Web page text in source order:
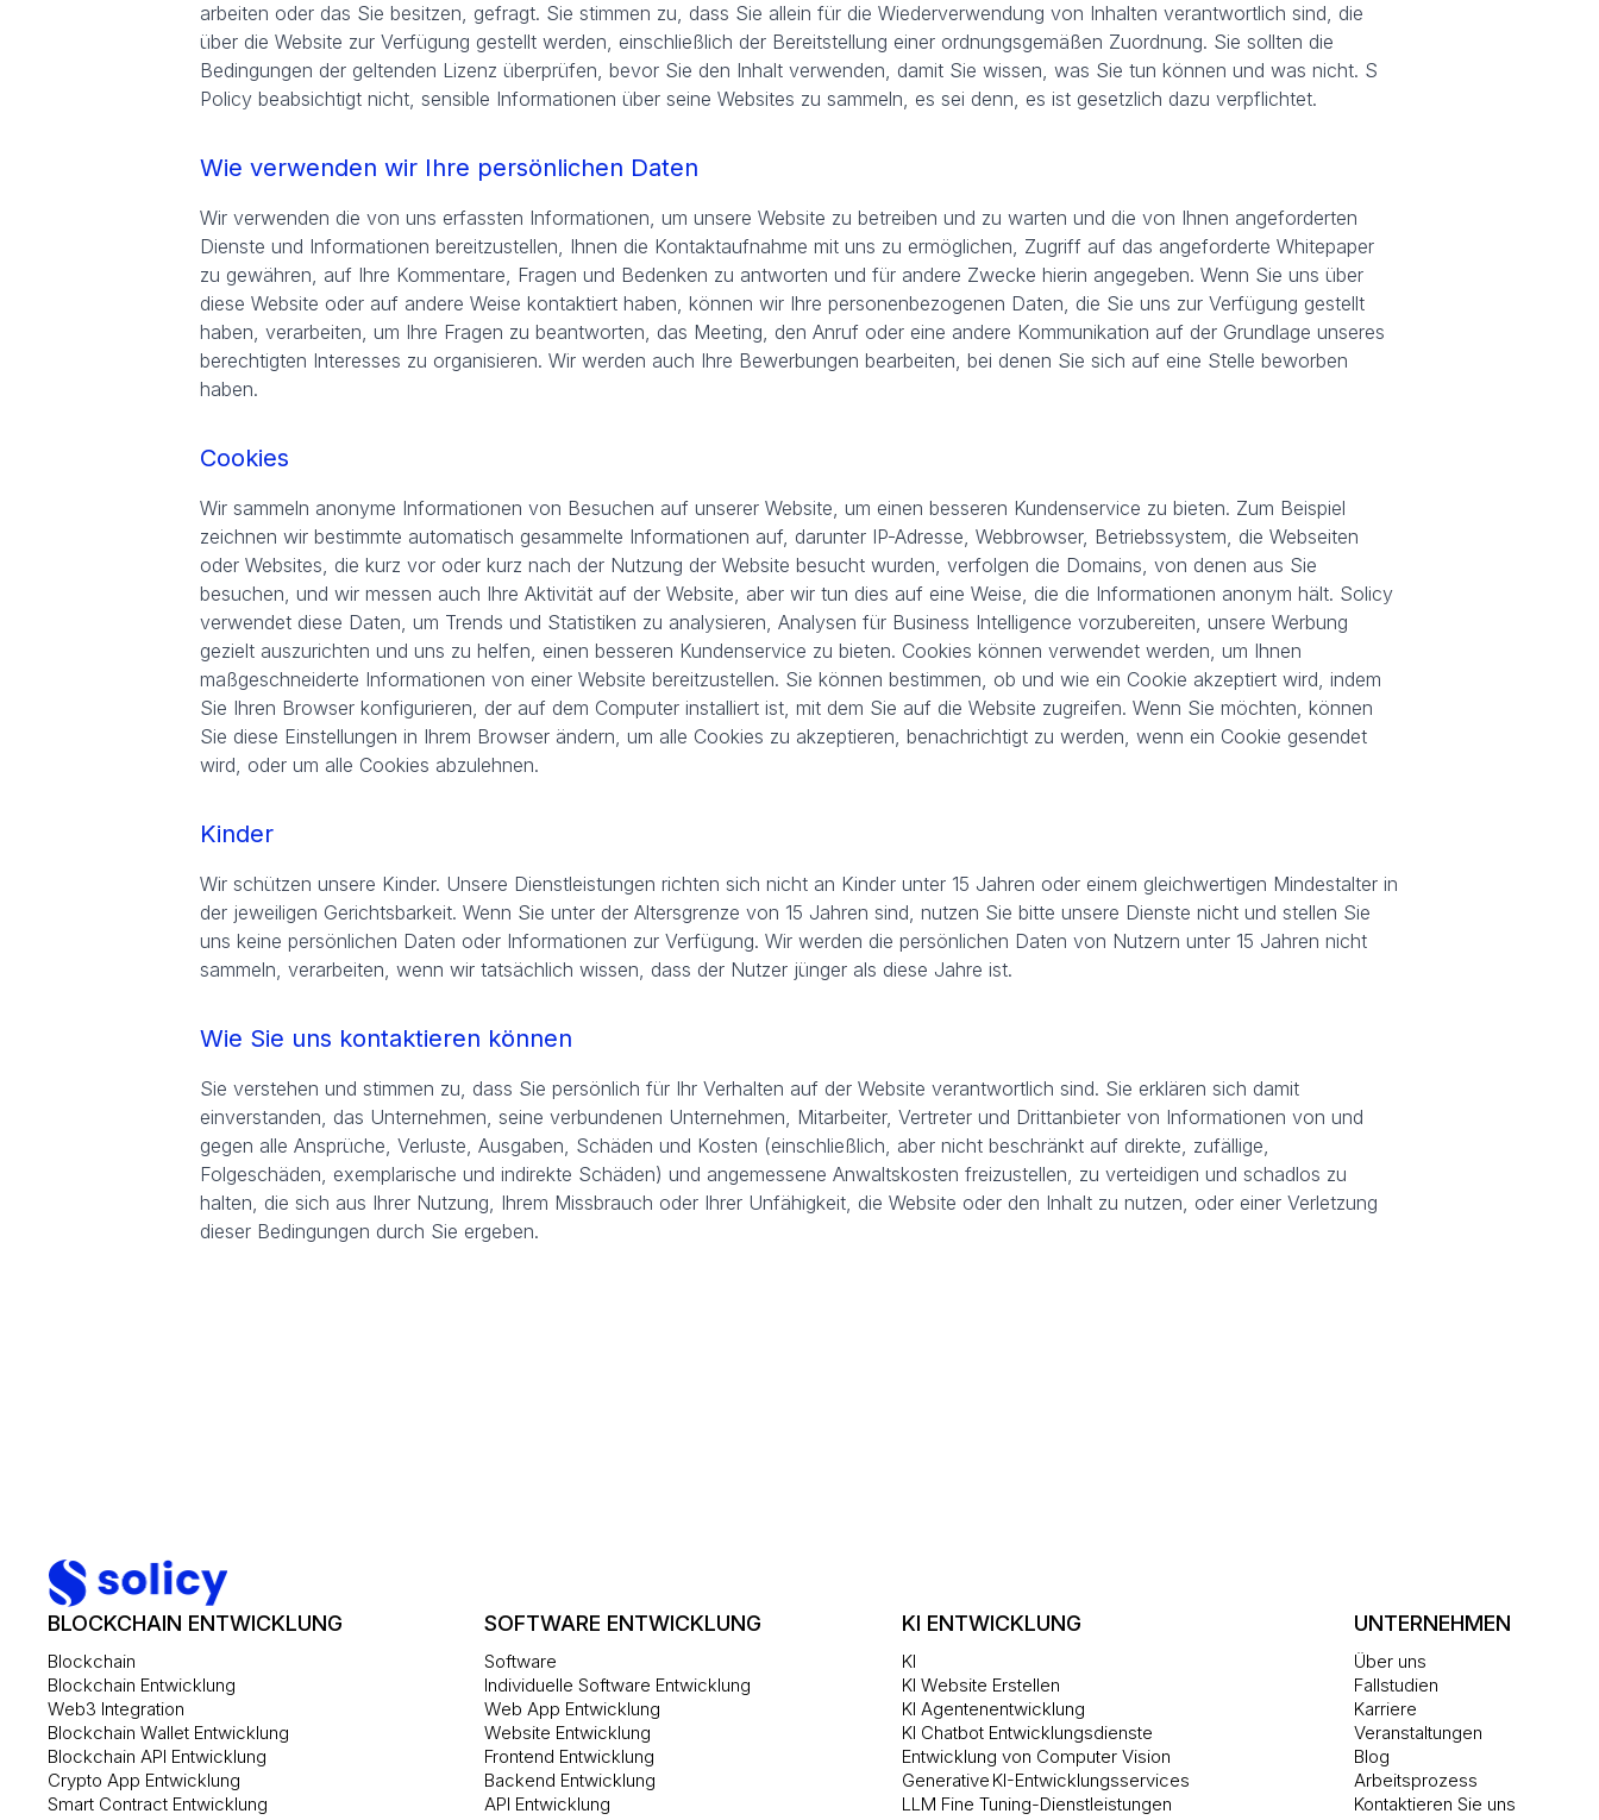
arbeiten oder das Sie besitzen, gefragt. Sie stimmen zu, dass Sie allein für die Wiederverwendung von Inhalten verantwortlich sind, die
über die Website zur Verfügung gestellt werden, einschließlich der Bereitstellung einer ordnungsgemäßen Zuordnung. Sie sollten die
Bedingungen der geltenden Lizenz überprüfen, bevor Sie den Inhalt verwenden, damit Sie wissen, was Sie tun können und was nicht. S
Policy beabsichtigt nicht, sensible Informationen über seine Websites zu sammeln, es sei denn, es ist gesetzlich dazu verpflichtet.
Wie verwenden wir Ihre persönlichen Daten
Wir verwenden die von uns erfassten Informationen, um unsere Website zu betreiben und zu warten und die von Ihnen angeforderten
Dienste und Informationen bereitzustellen, Ihnen die Kontaktaufnahme mit uns zu ermöglichen, Zugriff auf das angeforderte Whitepaper
zu gewähren, auf Ihre Kommentare, Fragen und Bedenken zu antworten und für andere Zwecke hierin angegeben. Wenn Sie uns über
diese Website oder auf andere Weise kontaktiert haben, können wir Ihre personenbezogenen Daten, die Sie uns zur Verfügung gestellt
haben, verarbeiten, um Ihre Fragen zu beantworten, das Meeting, den Anruf oder eine andere Kommunikation auf der Grundlage unseres
berechtigten Interesses zu organisieren. Wir werden auch Ihre Bewerbungen bearbeiten, bei denen Sie sich auf eine Stelle beworben
haben.
Cookies
Wir sammeln anonyme Informationen von Besuchen auf unserer Website, um einen besseren Kundenservice zu bieten. Zum Beispiel
zeichnen wir bestimmte automatisch gesammelte Informationen auf, darunter IP-Adresse, Webbrowser, Betriebssystem, die Webseiten
oder Websites, die kurz vor oder kurz nach der Nutzung der Website besucht wurden, verfolgen die Domains, von denen aus Sie
besuchen, und wir messen auch Ihre Aktivität auf der Website, aber wir tun dies auf eine Weise, die die Informationen anonym hält. Solicy
verwendet diese Daten, um Trends und Statistiken zu analysieren, Analysen für Business Intelligence vorzubereiten, unsere Werbung
gezielt auszurichten und uns zu helfen, einen besseren Kundenservice zu bieten. Cookies können verwendet werden, um Ihnen
maßgeschneiderte Informationen von einer Website bereitzustellen. Sie können bestimmen, ob und wie ein Cookie akzeptiert wird, indem
Sie Ihren Browser konfigurieren, der auf dem Computer installiert ist, mit dem Sie auf die Website zugreifen. Wenn Sie möchten, können
Sie diese Einstellungen in Ihrem Browser ändern, um alle Cookies zu akzeptieren, benachrichtigt zu werden, wenn ein Cookie gesendet
wird, oder um alle Cookies abzulehnen.
Kinder
Wir schützen unsere Kinder. Unsere Dienstleistungen richten sich nicht an Kinder unter 15 Jahren oder einem gleichwertigen Mindestalter in
der jeweiligen Gerichtsbarkeit. Wenn Sie unter der Altersgrenze von 15 Jahren sind, nutzen Sie bitte unsere Dienste nicht und stellen Sie
uns keine persönlichen Daten oder Informationen zur Verfügung. Wir werden die persönlichen Daten von Nutzern unter 15 Jahren nicht
sammeln, verarbeiten, wenn wir tatsächlich wissen, dass der Nutzer jünger als diese Jahre ist.
Wie Sie uns kontaktieren können
Sie verstehen und stimmen zu, dass Sie persönlich für Ihr Verhalten auf der Website verantwortlich sind. Sie erklären sich damit
einverstanden, das Unternehmen, seine verbundenen Unternehmen, Mitarbeiter, Vertreter und Drittanbieter von Informationen von und
gegen alle Ansprüche, Verluste, Ausgaben, Schäden und Kosten (einschließlich, aber nicht beschränkt auf direkte, zufällige,
Folgeschäden, exemplarische und indirekte Schäden) und angemessene Anwaltskosten freizustellen, zu verteidigen und schadlos zu
halten, die sich aus Ihrer Nutzung, Ihrem Missbrauch oder Ihrer Unfähigkeit, die Website oder den Inhalt zu nutzen, oder einer Verletzung
dieser Bedingungen durch Sie ergeben.
BLOCKCHAIN ENTWICKLUNG
Blockchain
Blockchain Entwicklung
Web3 Integration
Blockchain Wallet Entwicklung
Blockchain API Entwicklung
Crypto App Entwicklung
Smart Contract Entwicklung
SOFTWARE ENTWICKLUNG
Software
Individuelle Software Entwicklung
Web App Entwicklung
Website Entwicklung
Frontend Entwicklung
Backend Entwicklung
API Entwicklung
KI ENTWICKLUNG
KI
KI Website Erstellen
KI Agentenentwicklung
KI Chatbot Entwicklungsdienste
Entwicklung von Computer Vision
Generative KI-Entwicklungsservices
LLM Fine Tuning-Dienstleistungen
UNTERNEHMEN
Über uns
Fallstudien
Karriere
Veranstaltungen
Blog
Arbeitsprozess
Kontaktieren Sie uns